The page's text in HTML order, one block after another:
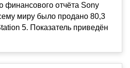
финансового отчёта Sony
миру было продано 80,3
5. Показатель приведён